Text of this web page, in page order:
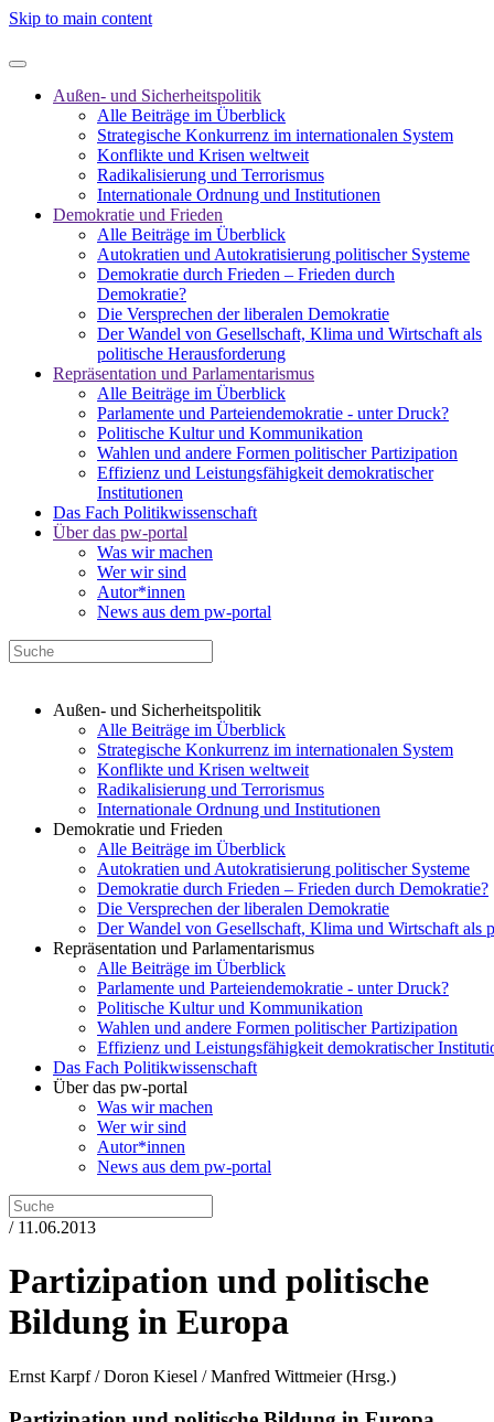
Skip to main content
Außen- und Sicherheitspolitik
Alle Beiträge im Überblick
Strategische Konkurrenz im internationalen System
Konflikte und Krisen weltweit
Radikalisierung und Terrorismus
Internationale Ordnung und Institutionen
Demokratie und Frieden
Alle Beiträge im Überblick
Autokratien und Autokratisierung politischer Systeme
Demokratie durch Frieden – Frieden durch
Demokratie?
Die Versprechen der liberalen Demokratie
Der Wandel von Gesellschaft, Klima und Wirtschaft als
politische Herausforderung
Repräsentation und Parlamentarismus
Alle Beiträge im Überblick
Parlamente und Parteiendemokratie - unter Druck?
Politische Kultur und Kommunikation
Wahlen und andere Formen politischer Partizipation
Effizienz und Leistungsfähigkeit demokratischer
Institutionen
Das Fach Politikwissenschaft
Über das pw-portal
Was wir machen
Wer wir sind
Autor*innen
News aus dem pw-portal
Außen- und Sicherheitspolitik
Alle Beiträge im Überblick
Strategische Konkurrenz im internationalen System
Konflikte und Krisen weltweit
Radikalisierung und Terrorismus
Internationale Ordnung und Institutionen
Demokratie und Frieden
Alle Beiträge im Überblick
Autokratien und Autokratisierung politischer Systeme
Demokratie durch Frieden – Frieden durch Demokratie?
Die Versprechen der liberalen Demokratie
Der Wandel von Gesellschaft, Klima und Wirtschaft als
Repräsentation und Parlamentarismus
Alle Beiträge im Überblick
Parlamente und Parteiendemokratie - unter Druck?
Politische Kultur und Kommunikation
Wahlen und andere Formen politischer Partizipation
Effizienz und Leistungsfähigkeit demokratischer
Das Fach Politikwissenschaft
Über das pw-portal
Was wir machen
Wer wir sind
Autor*innen
News aus dem pw-portal
/ 11.06.2013
Partizipation und politische
Bildung in Europa
Ernst Karpf / Doron Kiesel / Manfred Wittmeier(Hrsg.)